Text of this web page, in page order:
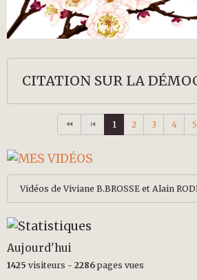
CITATION SUR LA
1 2 3 4 5
Vidéos de Viviane B.BROSSE et Alain
Aujourd'hui
1425 visiteurs - 2286 pages vues